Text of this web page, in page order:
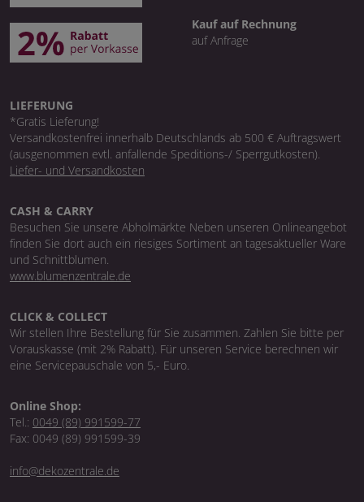
Kauf auf Rechnung
auf Anfrage
LIEFERUNG
*Gratis Lieferung!
Versandkostenfrei innerhalb Deutschlands ab 500 € Auftragswert
(ausgenommen evtl. anfallende Speditions-/ Sperrgutkosten).
Liefer- und Versandkosten
CASH & CARRY
Besuchen Sie unsere Abholmärkte Neben unseren Onlineangebot
finden Sie dort auch ein riesiges Sortiment an tagesaktueller Ware
und Schnittblumen.
www.blumenzentrale.de
CLICK & COLLECT
Wir stellen Ihre Bestellung für Sie zusammen. Zahlen Sie bitte per
Vorauskasse (mit 2% Rabatt). Für unseren Service berechnen wir
eine Servicepauschale von 5,- Euro.
Online Shop:
Tel.: 0049 (89) 991599-77
Fax: 0049 (89) 991599-39
info@dekozentrale.de